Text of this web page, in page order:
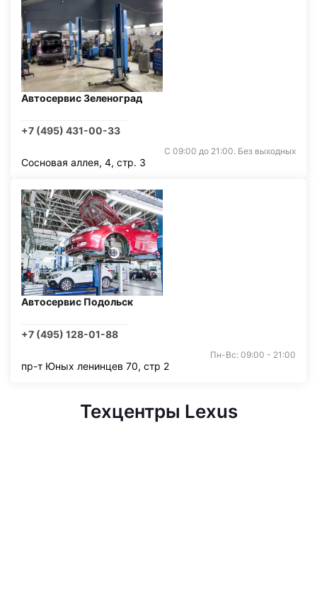
Автосервис Зеленоград
+7 (495) 431-00-33
С 09:00 до 21:00. Без выходных
Сосновая аллея, 4, стр. 3
Автосервис Подольск
+7 (495) 128-01-88
Пн-Вс: 09:00 - 21:00
пр-т Юных ленинцев 70, стр 2
Техцентры Lexus